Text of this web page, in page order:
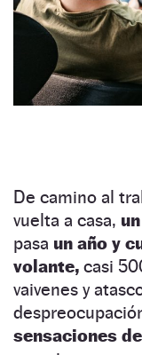
De camino al
vuelta a casa,
pasa un año y
volante, casi
vaivenes y
sensaciones